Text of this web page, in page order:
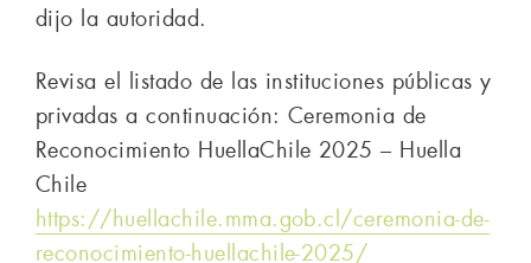
dijo la autoridad.
Revisa el listado de las instituciones públicas y
privadas a continuación: Ceremonia de
Reconocimiento HuellaChile 2025 – Huella
Chile
https://huellachile.mma.gob.cl/ceremonia-de-
reconocimiento-huellachile-2025/